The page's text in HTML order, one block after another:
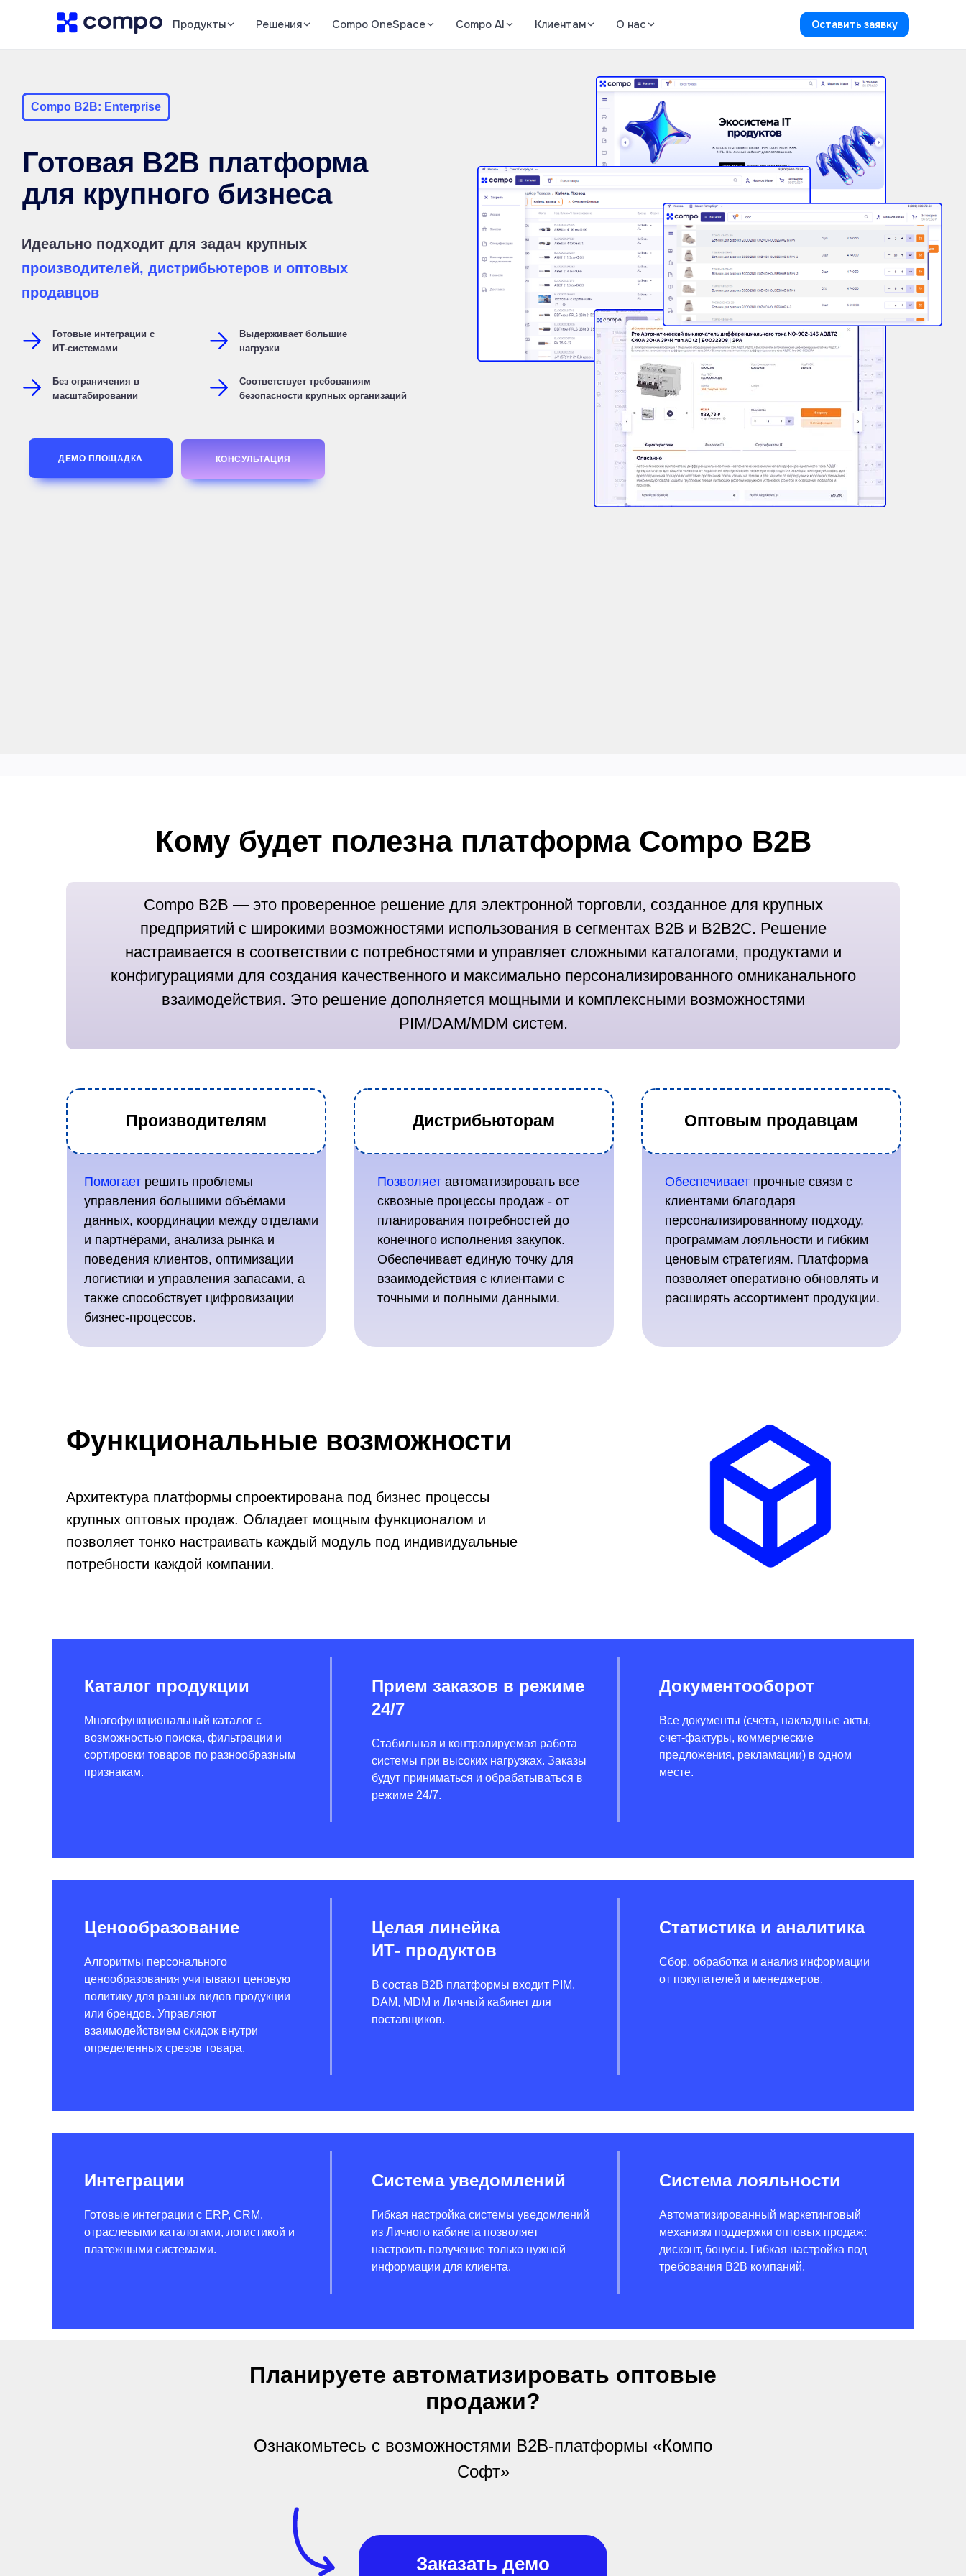
Продукты Решения Compo OneSpace Compo AI Клиентам О нас Оставить заявку
Готовая B2B платформа
для крупного бизнеса
Идеально подходит для задач крупных
производителей, дистрибьютеров и оптовых
продавцов
Готовые интеграции с
ИТ-системами
Без ограничения в
масштабировании
Выдерживает большие
нагрузки
Соответствует требованиям
безопасности крупных организаций
ДЕМО ПЛОЩАДКА КОНСУЛЬТАЦИЯ
Compo B2B: Enterprise
Кому будет полезна платформа Compo B2B
Compo B2B — это проверенное решение для электронной торговли, созданное для крупных
предприятий с широкими возможностями использования в сегментах B2B и B2B2C. Решение
настраивается в соответствии с потребностями и управляет сложными каталогами, продуктами и
конфигурациями для создания качественного и максимально персонализированного омниканального
взаимодействия. Это решение дополняется мощными и комплексными возможностями
PIM/DAM/MDM систем.
Производителям
Помогает решить проблемы
управления большими объёмами
данных, координации между отделами
и партнёрами, анализа рынка и
поведения клиентов, оптимизации
логистики и управления запасами, а
также способствует цифровизации
бизнес-процессов.
Дистрибьюторам
Позволяет автоматизировать все
сквозные процессы продаж - от
планирования потребноcтей до
конечного исполнения закупок.
Обеспечивает единую точку для
взаимодействия с клиентами с
точными и полными данными.
Обеспечивает прочные связи с
клиентами благодаря
персонализированному подходу,
программам лояльности и гибким
ценовым стратегиям. Платформа
позволяет оперативно обновлять и
расширять ассортимент продукции.
Оптовым продавцам
Функциональные возможности
Архитектура платформы спроектирована под бизнес процессы
крупных оптовых продаж. Обладает мощным функционалом и
позволяет тонко настраивать каждый модуль под индивидуальные
потребности каждой компании.
Каталог продукции
Многофункциональный каталог с
возможностью поиска, фильтрации и
сортировки товаров по разнообразным
признакам.
Прием заказов в режиме
24/7
Стабильная и контролируемая работа
системы при высоких нагрузках. Заказы
будут приниматься и обрабатываться в
режиме 24/7.
Документооборот
Все документы (счета, накладные акты,
счет-фактуры, коммерческие
предложения, рекламации) в одном
месте.
Ценообразование
Алгоритмы персонального
ценообразования учитывают ценовую
политику для разных видов продукции
или брендов. Управляют
взаимодействием скидок внутри
определенных срезов товара.
Целая линейка
ИТ- продуктов
В состав B2B платформы входит PIM,
DAM, MDM и Личный кабинет для
поставщиков.
Статистика и аналитика
Сбор, обработка и анализ информации
от покупателей и менеджеров.
Интеграции
Готовые интеграции с ERP, CRM,
отраслевыми каталогами, логистикой и
платежными системами.
Система уведомлений
Гибкая настройка системы уведомлений
из Личного кабинета позволяет
настроить получение только нужной
информации для клиента.
Система лояльности
Автоматизированный маркетинговый
механизм поддержки оптовых продаж:
дисконт, бонусы. Гибкая настройка под
требования B2B компаний.
Планируете автоматизировать оптовые
продажи?
Ознакомьтесь с возможностями B2B-платформы «Компо
Софт»
Заказать демо